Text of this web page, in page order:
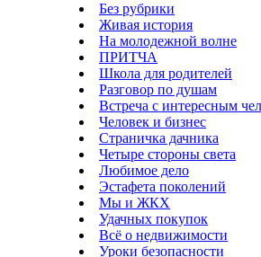
Без рубрики
Живая история
На молодежной волне
ПРИТЧА
Школа для родителей
Разговор по душам
Встреча с интересным
Человек и бизнес
Страничка дачника
Четыре стороны света
Любимое дело
Эстафета поколений
Мы и ЖКХ
Удачных покупок
Всё о недвижимости
Уроки безопасности